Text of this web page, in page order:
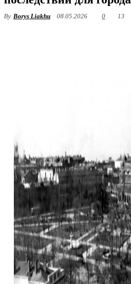
By Borys Liakhu 08.05.2026 0 13